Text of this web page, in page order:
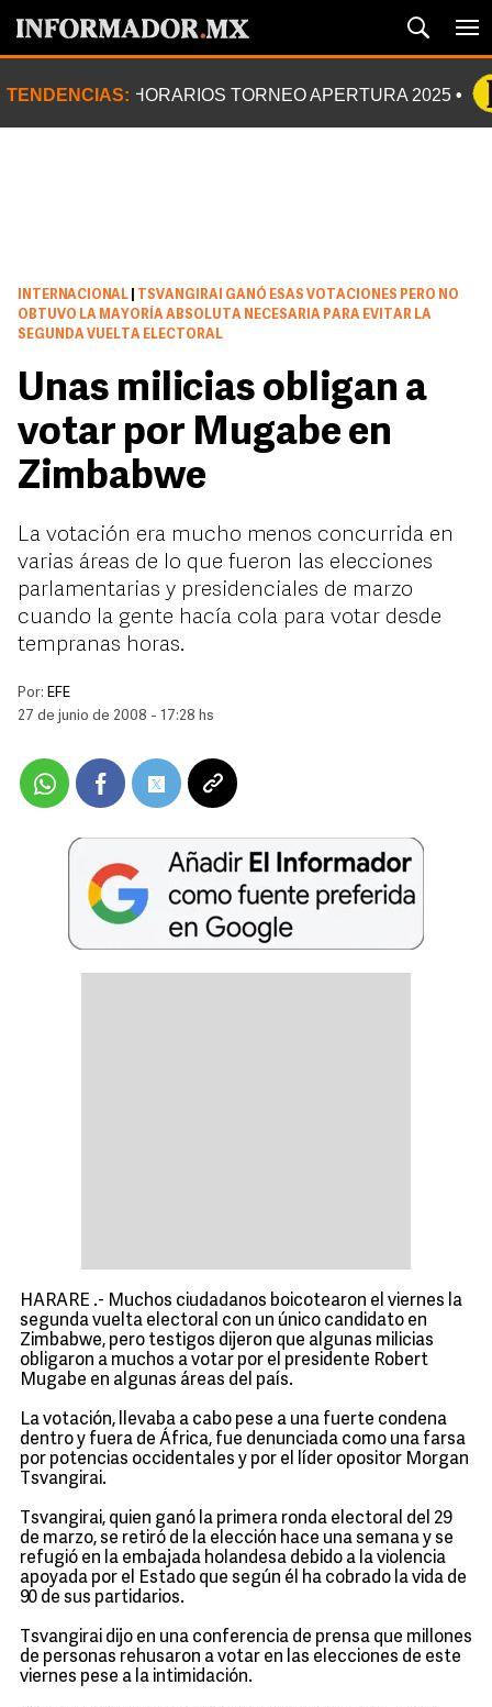
TENDENCIAS: HORARIOS TORNEO APERTURA 2025
INTERNACIONAL
TSVANGIRAI GANÓ ESAS VOTACIONES PERO NO
OBTUVO LA MAYORÍA ABSOLUTA NECESARIA PARA EVITAR LA
SEGUNDA VUELTA ELECTORAL
Unas milicias obligan a
votar por Mugabe en
Zimbabwe
La votación era mucho menos concurrida en
varias áreas de lo que fueron las elecciones
parlamentarias y presidenciales de marzo
cuando la gente hacía cola para votar desde
tempranas horas.
Por: EFE
27 de junio de 2008 - 17:28 hs
HARARE .- Muchos ciudadanos boicotearon el viernes la
segunda vuelta electoral con un único candidato en
Zimbabwe, pero testigos dijeron que algunas milicias
obligaron a muchos a votar por el presidente Robert
Mugabe en algunas áreas del país.
La votación, llevaba a cabo pese a una fuerte condena
dentro y fuera de África, fue denunciada como una farsa
por potencias occidentales y por el líder opositor Morgan
Tsvangirai.
Tsvangirai, quien ganó la primera ronda electoral del 29
de marzo, se retiró de la elección hace una semana y se
refugió en la embajada holandesa debido a la violencia
apoyada por el Estado que según él ha cobrado la vida de
90 de sus partidarios.
Tsvangirai dijo en una conferencia de prensa que millones
de personas rehusaron a votar en las elecciones de este
viernes pese a la intimidación.